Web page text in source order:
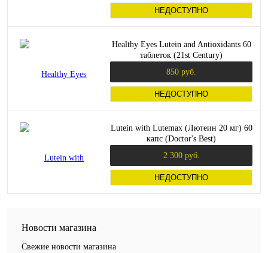
НЕДОСТУПНО
Healthy Eyes Lutein and Antioxidants 60
таблеток (21st Century)
850 руб.
НЕДОСТУПНО
Lutein with Lutemax (Лютеин 20 мг) 60
капс (Doctor's Best)
2 300 руб.
НЕДОСТУПНО
Новости магазина
Свежие новости магазина